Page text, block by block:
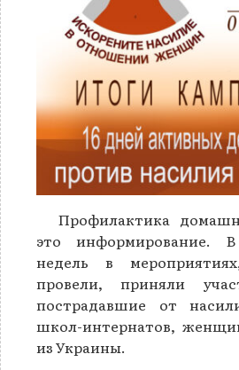
Профилактика
это информирование.
недель в
провели, приняли
пострадавшие от
школ-интернатов,
из Украины.